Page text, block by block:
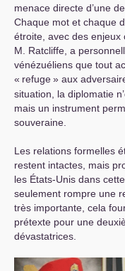
menace directe d’une
Chaque mot et chaque
étroite, avec des enjeux
M. Ratcliffe, a
vénézuéliens que tout
« refuge» aux
situation, la diplomatie
mais un instrument
souveraine.
Les relations formelles
restent intactes, mais
les États-Unis dans
seulement rompre une
très importante, cela
prétexte pour une
dévastatrices.